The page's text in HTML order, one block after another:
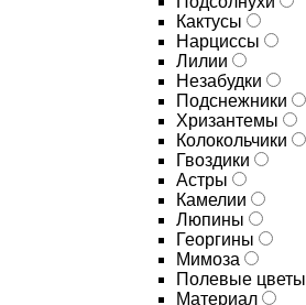
Кактусы
Нарциссы
Лилии
Незабудки
Подснежники
Хризантемы
Колокольчики
Гвоздики
Астры
Камелии
Люпины
Георгины
Мимоза
Полевые цветы
Материал